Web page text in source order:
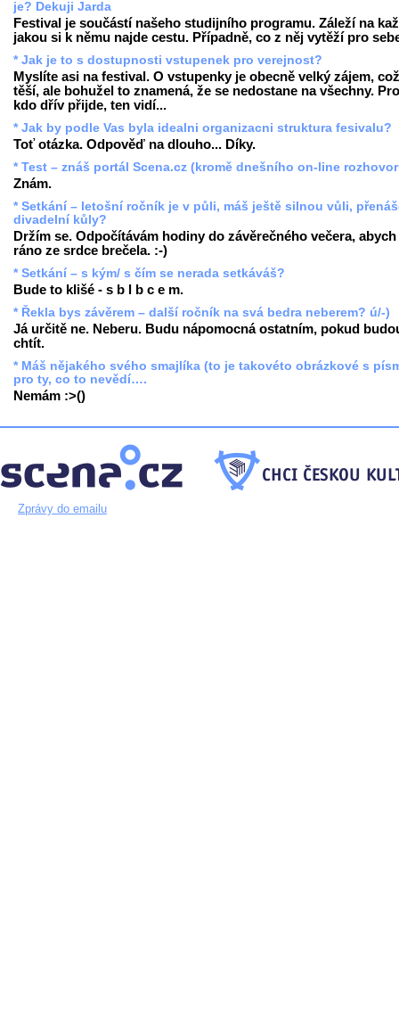
je? Dekuji Jarda
Festival je součástí našeho studijního programu. Záleží na
jakou si k němu najde cestu. Případně, co z něj vytěží pro
* Jak je to s dostupnosti vstupenek pro verejnost?
Myslíte asi na festival. O vstupenky je obecně velký zájem,
těší, ale bohužel to znamená, že se nedostane na všechny.
kdo dřív přijde, ten vidí...
* Jak by podle Vas byla idealni organizacni struktura fesivalu?
Toť otázka. Odpověď na dlouho... Díky.
* Test – znáš portál Scena.cz (kromě dnešního on-line
Znám.
* Setkání – letošní ročník je v půli, máš ještě silnou vůli,
divadelní kůly?
Držím se. Odpočítávám hodiny do závěrečného večera, abych
ráno ze srdce brečela. :-)
* Setkání – s kým/ s čím se nerada setkáváš?
Bude to klišé - s b l b c e m.
* Řekla bys závěrem – další ročník na svá bedra neberem? ú/-)
Já určitě ne. Neberu. Budu nápomocná ostatním, pokud
chtít.
* Máš nějakého svého smajlíka (to je takovéto obrázkové s
pro ty, co to nevědí….
Nemám :>()
Zprávy do emailu